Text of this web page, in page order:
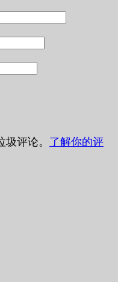
评论。 了解你的评